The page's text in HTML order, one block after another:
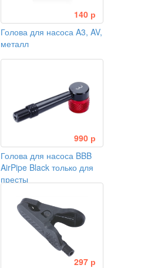
140 р
Голова для насоса A3, AV,
металл
990 р
Голова для насоса BBB
AirPipe Black только для
престы
297 р